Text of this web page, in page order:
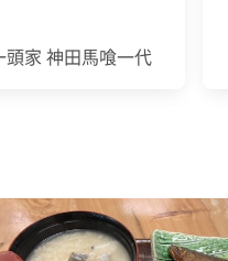
頭家 神田馬喰一代